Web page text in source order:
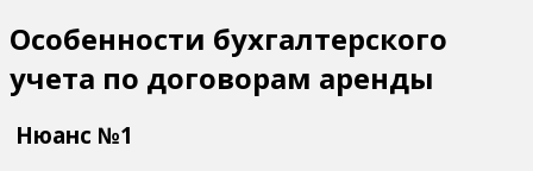
Особенности бухгалтерского
учета по договорам аренды
Нюанс №1